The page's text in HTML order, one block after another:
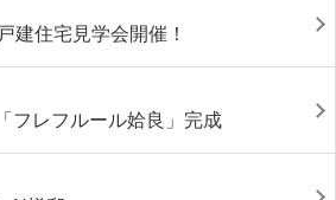
建住宅見学会開催！
フレフルール姶良」完成